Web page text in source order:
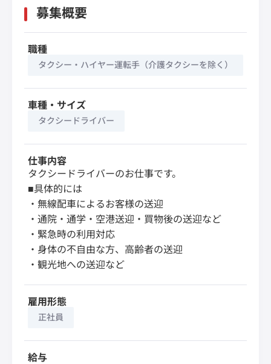
募集概要
職種
タクシー・ハイヤー運転手（介護タクシーを除く）
車種・サイズ
タクシードライバー
仕事内容
タクシードライバーのお仕事です。
■具体的には
・無線配車によるお客様の送迎
・通院・通学・空港送迎・買物後の送迎など
・緊急時の利用対応
・身体の不自由な方、高齢者の送迎
・観光地への送迎など
雇用形態
正社員
給与